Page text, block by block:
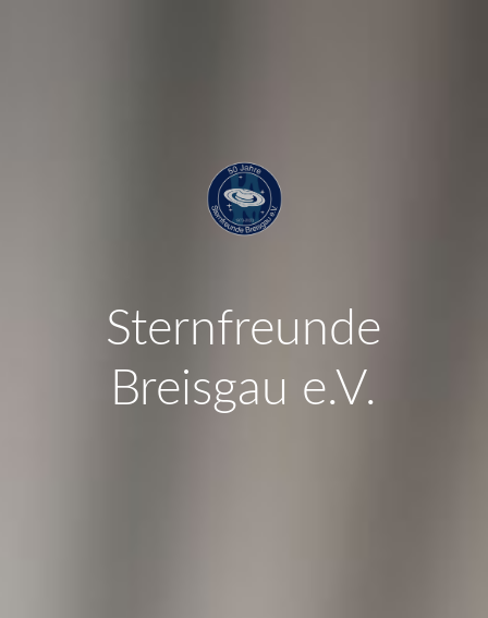
Sternfreunde
Breisgau e.V.